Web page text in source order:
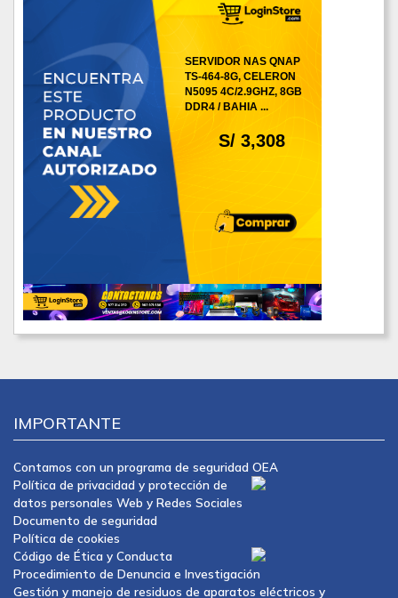
S/ 3,308
SERVIDOR NAS QNAP
TS-464-8G, CELERON
N5095 4C/2.9GHZ, 8GB
DDR4 / BAHIA ...
IMPORTANTE
Contamos con un programa de seguridad OEA
Política de privacidad y protección de
datos personales Web y Redes Sociales
Documento de seguridad
Política de cookies
Código de Ética y Conducta
Procedimiento de Denuncia e Investigación
Gestión y manejo de residuos de aparatos eléctricos y